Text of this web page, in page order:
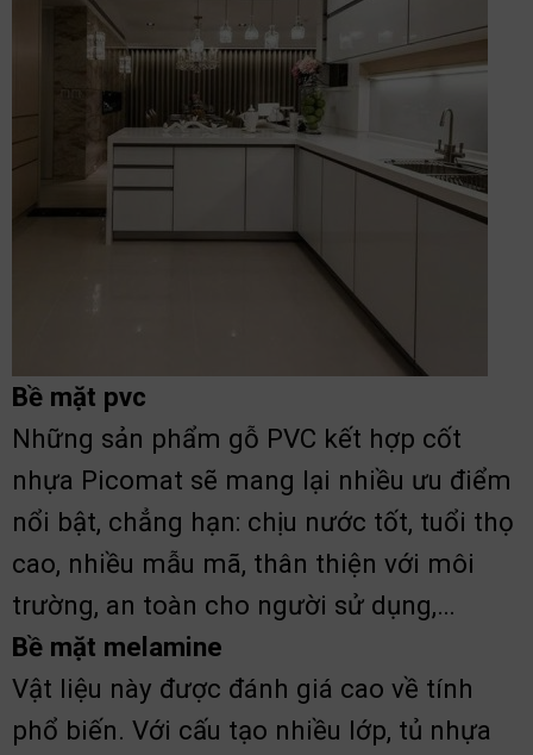
Bề mặt pvc
Những sản phẩm gỗ PVC kết hợp cốt
nhựa Picomat sẽ mang lại nhiều ưu điểm
nổi bật, chẳng hạn: chịu nước tốt, tuổi thọ
cao, nhiều mẫu mã, thân thiện với môi
trường, an toàn cho người sử dụng,…
Bề mặt melamine
Vật liệu này được đánh giá cao về tính
phổ biến. Với cấu tạo nhiều lớp, tủ nhựa